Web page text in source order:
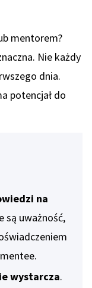
mentorem?
Nie każdy
dnia.
potencjał do
na
są uważność,
wystarcza.